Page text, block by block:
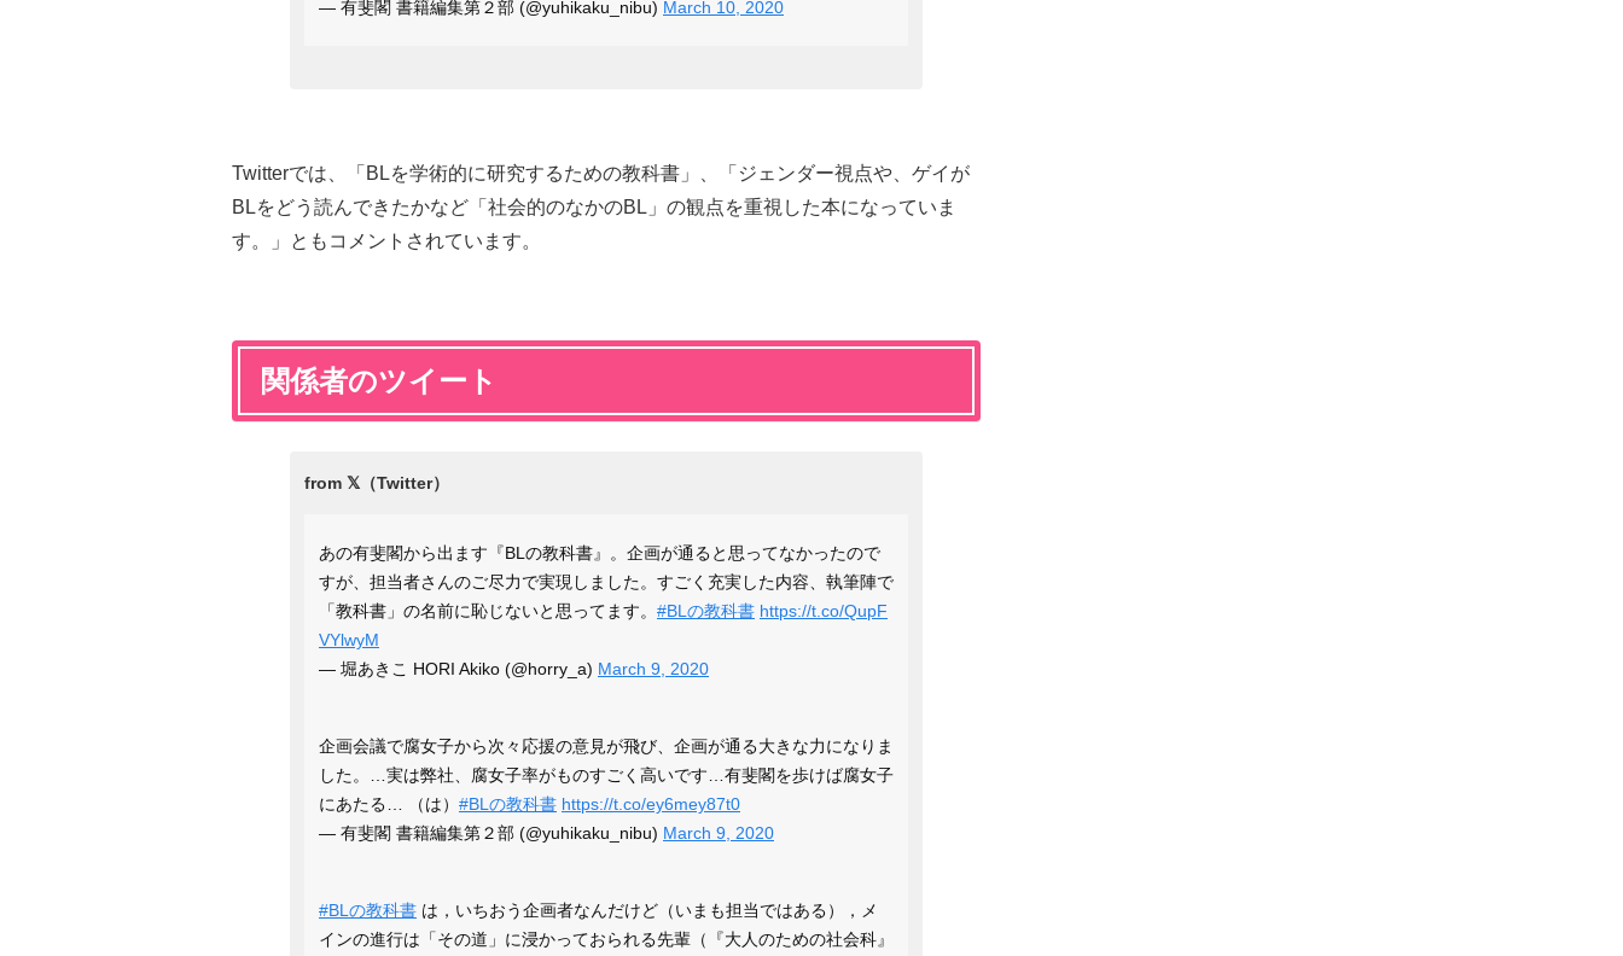
— 有斐閣 書籍編集第２部 (@yuhikaku_nibu) March 10, 2020
Twitterでは、「BLを学術的に研究するための教科書」、「ジェンダー視点や、ゲイが
BLをどう読んできたかなど「社会的のなかのBL」の観点を重視した本になっていま
す。」ともコメントされています。
関係者のツイート
あの有斐閣から出ます『BLの教科書』。企画が通ると思ってなかったので
すが、担当者さんのご尽力で実現しました。すごく充実した内容、執筆陣で
「教科書」の名前に恥じないと思ってます。 #BLの教科書 https://t.co/QupF
VYlwyM
— 堀あきこ HORI Akiko (@horry_a) March 9, 2020
企画会議で腐女子から次々応援の意見が飛び、企画が通る大きな力になりま
した。…実は弊社、腐女子率がものすごく高いです…有斐閣を歩けば腐女子
にあたる… （は） #BLの教科書 https://t.co/ey6mey87t0
— 有斐閣 書籍編集第２部 (@yuhikaku_nibu) March 9, 2020
#BLの教科書 は，いちおう企画者なんだけど（いまも担当ではある），メ
インの進行は「その道」に浸かっておられる先輩（『大人のための社会科』